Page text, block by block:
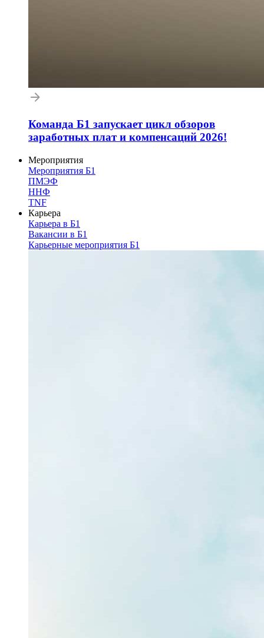
Команда Б1 запускает цикл обзоров
заработных плат и компенсаций 2026!
Мероприятия
Мероприятия Б1
ПМЭФ
ННФ
TNF
Карьера
Карьера в Б1
Вакансии в Б1
Карьерные мероприятия Б1